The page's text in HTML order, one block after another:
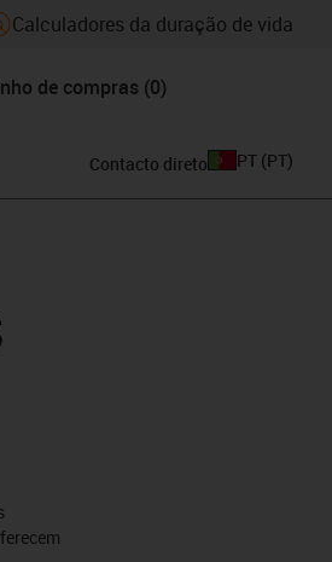
Calculadores da duração de vida
de compras (0)
Contacto direto PT (PT)